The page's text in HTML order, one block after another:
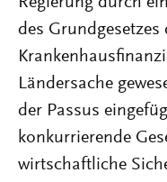
des
Ländersache
der Passus
konkurrierende
wirtschaftliche